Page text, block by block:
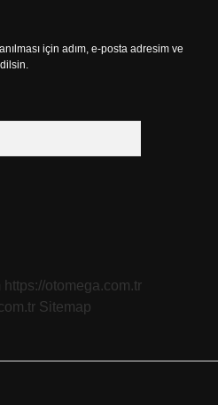
için adım, e-posta adresim ve
https://otomega.com.tr
Sitemap